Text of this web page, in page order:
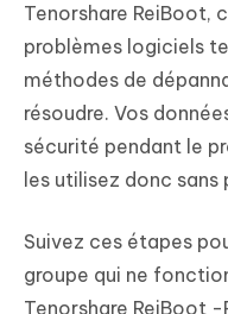
Tenorshare ReiBoot,
problèmes logiciels
méthodes de
résoudre. Vos
sécurité pendant le
les utilisez donc sans
Suivez ces étapes
groupe qui ne
Tenorshare ReiBoot